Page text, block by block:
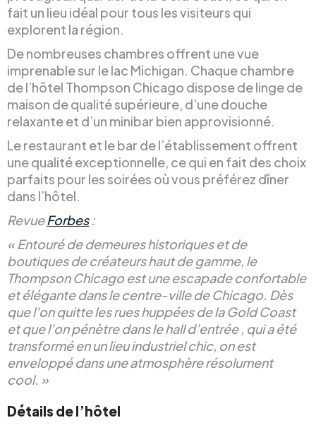
fait un lieu idéal pour tous les visiteurs qui
explorent la région.
De nombreuses chambres offrent une vue
imprenable sur le lac Michigan. Chaque chambre
de l’hôtel Thompson Chicago dispose de linge de
maison de qualité supérieure, d’une douche
relaxante et d’un minibar bien approvisionné.
Le restaurant et le bar de l’établissement offrent
une qualité exceptionnelle, ce qui en fait des choix
parfaits pour les soirées où vous préférez dîner
dans l’hôtel.
RevueForbes :
« Entouré de demeures historiques et de
boutiques de créateurs haut de gamme, le
Thompson Chicago est une escapade confortable
et élégante dans le centre-ville de Chicago. Dès
que l’on quitte les rues huppées de la Gold Coast
et que l’on pénètre dans le hall d’entrée , qui a été
transformé en un lieu industriel chic, on est
enveloppé dans une atmosphère résolument
cool. »
Détails de l’hôtel